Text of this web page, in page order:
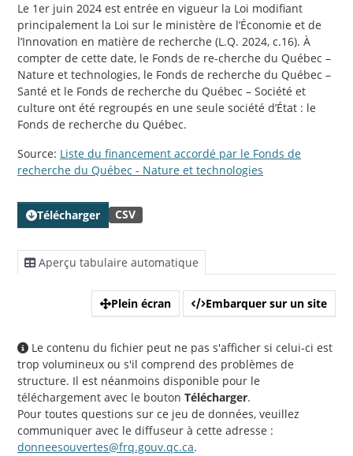
Le 1er juin 2024 est entrée en vigueur la Loi modifiant
principalement la Loi sur le ministère de l’Économie et de
l’Innovation en matière de recherche (L.Q. 2024, c.16). À
compter de cette date, le Fonds de re-cherche du Québec –
Nature et technologies, le Fonds de recherche du Québec –
Santé et le Fonds de recherche du Québec – Société et
culture ont été regroupés en une seule société d’État : le
Fonds de recherche du Québec.
Source: Liste du financement accordé par le Fonds de
recherche du Québec - Nature et technologies
Télécharger CSV
Aperçu tabulaire automatique
Plein écran Embarquer sur un site
Le contenu du fichier peut ne pas s'afficher si celui-ci est
trop volumineux ou s'il comprend des problèmes de
structure. Il est néanmoins disponible pour le
téléchargement avec le bouton Télécharger.
Pour toutes questions sur ce jeu de données, veuillez
communiquer avec le diffuseur à cette adresse :
donneesouvertes@frq.gouv.qc.ca.